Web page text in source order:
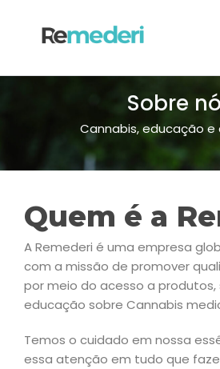
Sobre
Cannabis, educação e
Quem é a
A Remederi é uma empresa
com a missão de promover
por meio do acesso a produtos,
educação sobre Cannabis
Temos o cuidado em nossa
essa atenção em tudo que